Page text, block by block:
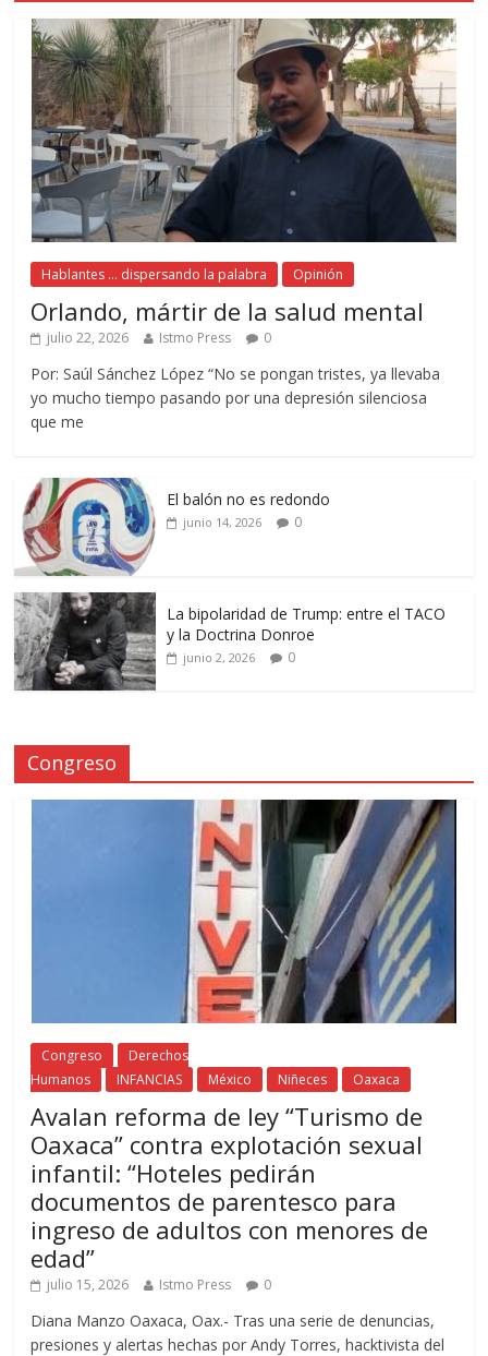
Hablantes ... dispersando la palabra Opinión
Orlando, mártir de la salud mental
julio 22, 2026 Istmo Press 0
Por: Saúl Sánchez López “No se pongan tristes, ya llevaba
yo mucho tiempo pasando por una depresión silenciosa
que me
El balón no es redondo
junio 14, 2026 0
La bipolaridad de Trump: entre el TACO
y la Doctrina Donroe
junio 2, 2026 0
Congreso
Congreso
Derechos
Humanos
INFANCIAS México Niñeces Oaxaca
Avalan reforma de ley “Turismo de
Oaxaca” contra explotación sexual
infantil: “Hoteles pedirán
documentos de parentesco para
ingreso de adultos con menores de
edad”
julio 15, 2026 Istmo Press 0
Diana Manzo Oaxaca, Oax.- Tras una serie de denuncias,
presiones y alertas hechas por Andy Torres, hacktivista del